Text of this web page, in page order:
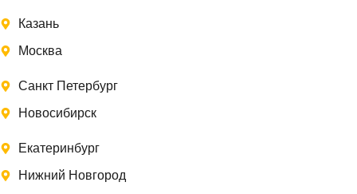
Казань
Москва
Санкт Петербург
Новосибирск
Екатеринбург
Нижний Новгород